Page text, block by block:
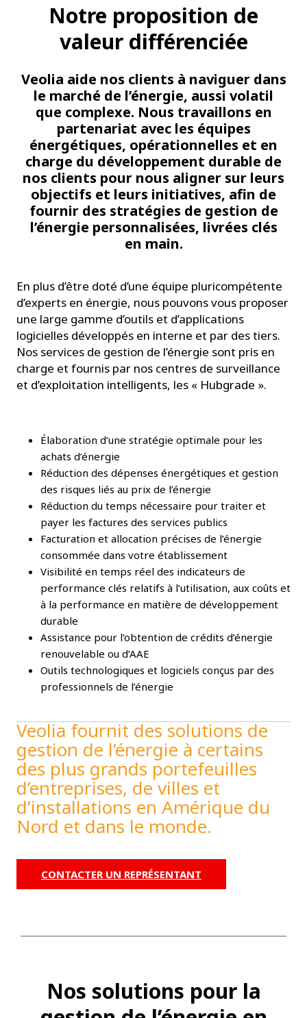
Notre proposition de
valeur différenciée
Veolia aide nos clients à naviguer dans
le marché de l’énergie, aussi volatil
que complexe. Nous travaillons en
partenariat avec les équipes
énergétiques, opérationnelles et en
charge du développement durable de
nos clients pour nous aligner sur leurs
objectifs et leurs initiatives, afin de
fournir des stratégies de gestion de
l’énergie personnalisées, livrées clés
en main.
En plus d’être doté d’une équipe pluricompétente
d’experts en énergie, nous pouvons vous proposer
une large gamme d’outils et d’applications
logicielles développés en interne et par des tiers.
Nos services de gestion de l’énergie sont pris en
charge et fournis par nos centres de surveillance
et d’exploitation intelligents, les « Hubgrade ».
Élaboration d’une stratégie optimale pour les
achats d’énergie
Réduction des dépenses énergétiques et gestion
des risques liés au prix de l’énergie
Réduction du temps nécessaire pour traiter et
payer les factures des services publics
Facturation et allocation précises de l’énergie
consommée dans votre établissement
Visibilité en temps réel des indicateurs de
performance clés relatifs à l’utilisation, aux coûts et
à la performance en matière de développement
durable
Assistance pour l’obtention de crédits d’énergie
renouvelable ou d’AAE
Outils technologiques et logiciels conçus par des
professionnels de l’énergie
Veolia fournit des solutions de
gestion de l’énergie à certains
des plus grands portefeuilles
d’entreprises, de villes et
d’installations en Amérique du
Nord et dans le monde.
CONTACTER UN REPRÉSENTANT
Nos solutions pour la